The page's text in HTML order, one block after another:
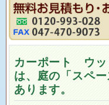
カーポート ウッ
は、庭の「スペ
あります。